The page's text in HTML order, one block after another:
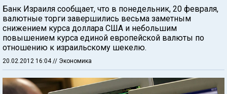
Банк Израиля сообщает, что в понедельник, 20 февраля,
валютные торги завершились весьма заметным
снижением курса доллара США и небольшим
повышением курса единой европейской валюты по
отношению к израильскому шекелю.
20.02.2012 16:04// Экономика